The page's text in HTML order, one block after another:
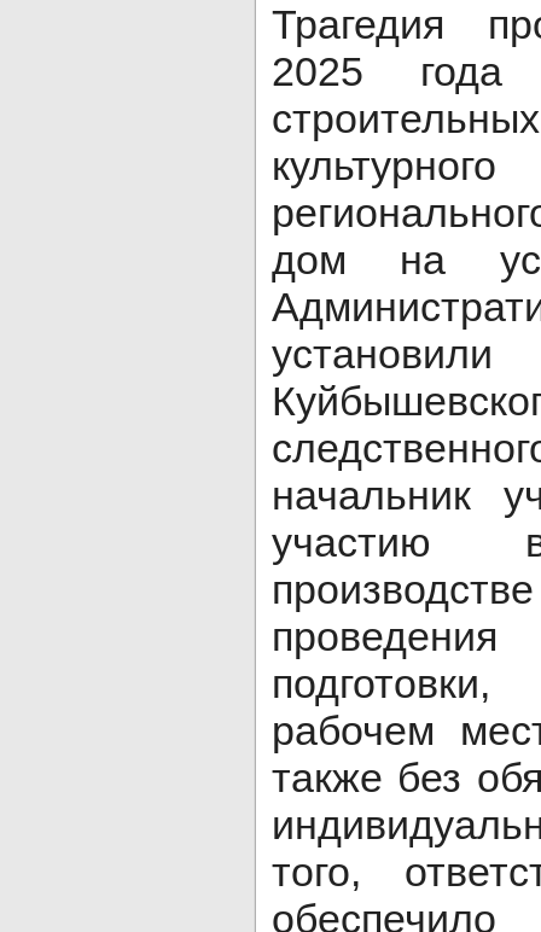
Трагедия
2025 года
дом на
начальник
участию
рабочем
также без
того,